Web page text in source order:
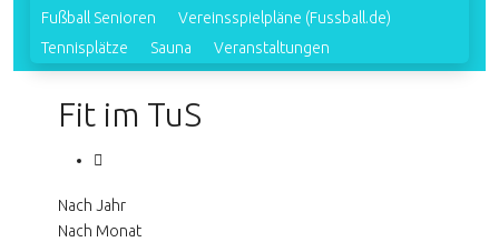
Fußball Senioren
Vereinsspielpläne (Fussball.de)
Tennisplätze
Sauna Veranstaltungen
Fit im TuS
Nach Jahr
Nach Monat